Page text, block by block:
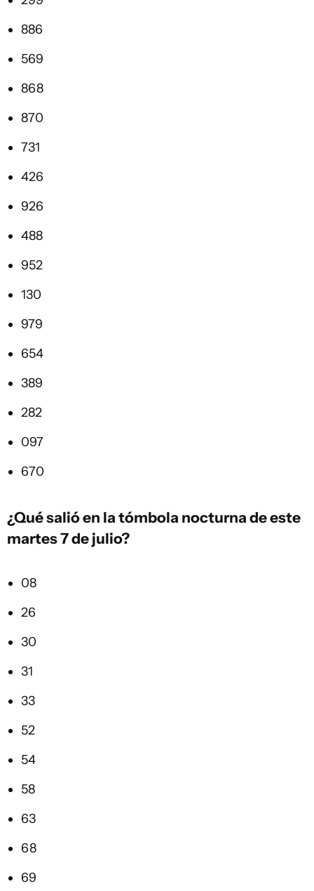
886
569
868
870
731
426
926
488
952
130
979
654
389
282
097
670
¿Qué salió en latómbola nocturna de este
martes 7 de julio?
08
26
30
31
33
52
54
58
63
68
69